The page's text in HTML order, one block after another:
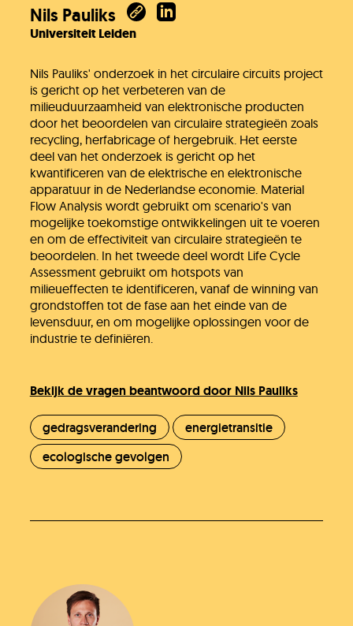
Nils Pauliks
Universiteit Leiden
Nils Pauliks' onderzoek in het circulaire circuits project
is gericht op het verbeteren van de
milieuduurzaamheid van elektronische producten
door het beoordelen van circulaire strategieën zoals
recycling, herfabricage of hergebruik. Het eerste
deel van het onderzoek is gericht op het
kwantificeren van de elektrische en elektronische
apparatuur in de Nederlandse economie. Material
Flow Analysis wordt gebruikt om scenario's van
mogelijke toekomstige ontwikkelingen uit te voeren
en om de effectiviteit van circulaire strategieën te
beoordelen. In het tweede deel wordt Life Cycle
Assessment gebruikt om hotspots van
milieueffecten te identificeren, vanaf de winning van
grondstoffen tot de fase aan het einde van de
levensduur, en om mogelijke oplossingen voor de
industrie te definiëren.
Bekijk de vragen beantwoord door Nils Pauliks
gedragsverandering
energietransitie
ecologische gevolgen